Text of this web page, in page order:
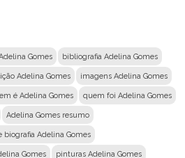
Gomes bibliografia Adelina Gomes
Adelina Gomes imagens Adelina Gomes
é Adelina Gomes quem foi Adelina Gomes
Adelina Gomes resumo
biografia Adelina Gomes
Gomes pinturas Adelina Gomes